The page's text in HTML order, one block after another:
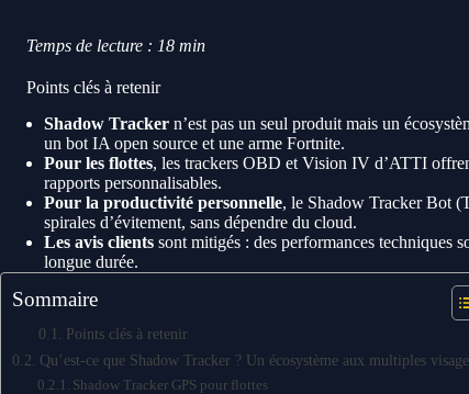
Temps de lecture : 18 min
Points clés à retenir
Shadow Tracker n’est pas un seul produit mais un
un bot IA open source et une arme Fortnite.
Pour les flottes, les trackers OBD et Vision IV d’ATTI
rapports personnalisables.
Pour la productivité personnelle, le Shadow Tracker Bot
spirales d’évitement, sans dépendre du cloud.
Les avis clients sont mitigés : des performances techniques
longue durée.
Sommaire
Points clés à retenir
Qu’est-ce que Shadow Tracker ? Un écosystème aux multiples
Shadow Tracker GPS pour flottes